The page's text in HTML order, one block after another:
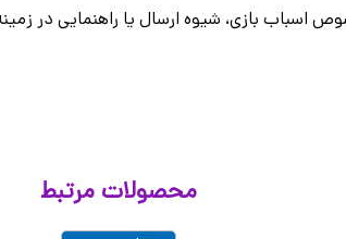
بازی، شیوه ارسال یا راهنمایی در
محصولات مرتبط